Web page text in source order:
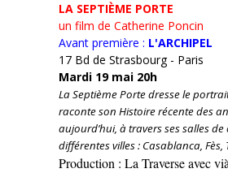
LA SEPTIÈME PORTE
un film de Catherine Poncin
Avant première : L'ARCHIPEL
17 Bd de Strasbourg - Paris
Mardi 19 mai 20h
La Septième Porte dresse le
raconte son Histoire récente des
aujourd’hui, à travers ses salles
différentes villes : Casablanca, Fès,
Production : La Traverse avec